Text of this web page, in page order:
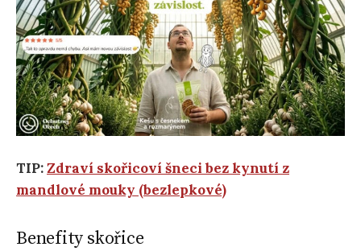
TIP:Zdraví skořicoví šneci bez kynutí z
mandlové mouky (bezlepkové)
Benefity skořice